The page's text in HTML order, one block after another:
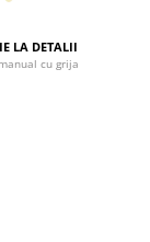
LA DETALII
cu grija